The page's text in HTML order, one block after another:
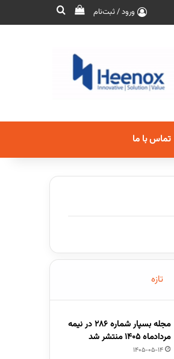
ورود / ثبت‌نام
تماس با ما
تازه
مجله بسپار شماره 286 در نیمه
مردادماه 1405 منتشر شد
1405-05-14